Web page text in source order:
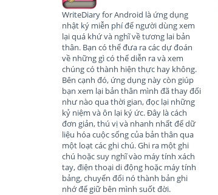
WriteDiary for Android là ứng dụng
nhật ký miễn phí để người dùng xem
lại quá khứ và nghĩ về tương lai bản
thân. Bạn có thể đưa ra các dự đoán
về những gì có thể diễn ra và xem
chúng có thành hiện thực hay không.
Bên cạnh đó, ứng dụng này còn giúp
bạn xem lại bản thân mình đã thay đổi
như nào qua thời gian, đọc lại những
kỷ niệm và ôn lại ký ức. Đây là cách
đơn giản, thú vị và nhanh nhất để dữ
liệu hóa cuộc sống của bản thân qua
một loạt các ghi chú. Ghi ra một ghi
chú hoặc suy nghĩ vào máy tính xách
tay, điện thoại di động hoặc máy tính
bảng, chuyển đổi nó thành bản ghi
nhớ để giữ bên mình suốt đời.